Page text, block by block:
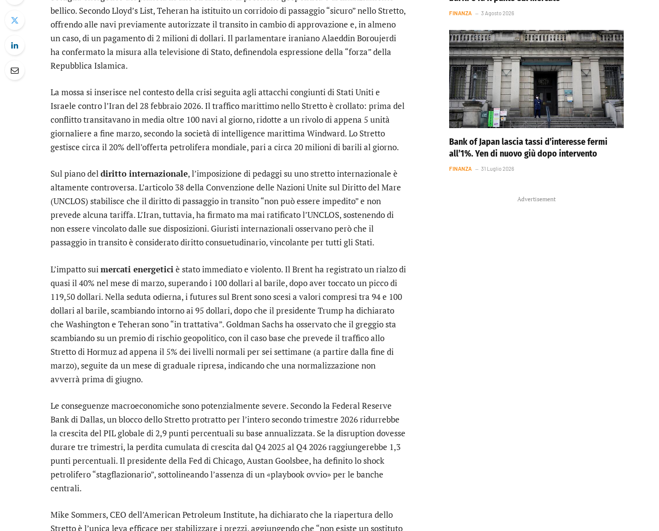
bellico. Secondo Lloyd’s List, Teheran ha istituito un corridoio di passaggio “sicuro” nello Stretto,
offrendo alle navi previamente autorizzate il transito in cambio di approvazione e, in almeno
un caso, di un pagamento di 2 milioni di dollari. Il parlamentare iraniano Alaeddin Boroujerdi
ha confermato la misura alla televisione di Stato, definendola espressione della “forza” della
Repubblica Islamica.
La mossa si inserisce nel contesto della crisi seguita agli attacchi congiunti di Stati Uniti e
Israele contro l’Iran del 28 febbraio 2026. Il traffico marittimo nello Stretto è crollato: prima del
conflitto transitavano in media oltre 100 navi al giorno, ridotte a un rivolo di appena 5 unità
giornaliere a fine marzo, secondo la società di intelligence marittima Windward. Lo Stretto
gestisce circa il 20% dell’offerta petrolifera mondiale, pari a circa 20 milioni di barili al giorno.
Sul piano deldiritto internazionale, l’imposizione di pedaggi su uno stretto internazionale è
altamente controversa. L’articolo 38 della Convenzione delle Nazioni Unite sul Diritto del Mare
(UNCLOS) stabilisce che il diritto di passaggio in transito “non può essere impedito” e non
prevede alcuna tariffa. L’Iran, tuttavia, ha firmato ma mai ratificato l’UNCLOS, sostenendo di
non essere vincolato dalle sue disposizioni. Giuristi internazionali osservano però che il
passaggio in transito è considerato diritto consuetudinario, vincolante per tutti gli Stati.
L’impatto sui mercati energetici è stato immediato e violento. Il Brent ha registrato un rialzo di
quasi il 40% nel mese di marzo, superando i 100 dollari al barile, dopo aver toccato un picco di
119,50 dollari. Nella seduta odierna, i futures sul Brent sono scesi a valori compresi tra 94 e 100
dollari al barile, scambiando intorno ai 95 dollari, dopo che il presidente Trump ha dichiarato
che Washington e Teheran sono “in trattativa”. Goldman Sachs ha osservato che il greggio sta
scambiando su un premio di rischio geopolitico, con il caso base che prevede il traffico allo
Stretto di Hormuz ad appena il 5% dei livelli normali per sei settimane (a partire dalla fine di
marzo), seguite da un mese di graduale ripresa, indicando che una normalizzazione non
avverrà prima di giugno.
Le conseguenze macroeconomiche sono potenzialmente severe. Secondo la Federal Reserve
Bank di Dallas, un blocco dello Stretto protratto per l’intero secondo trimestre 2026 ridurrebbe
la crescita del PIL globale di 2,9 punti percentuali su base annualizzata. Se la disruption dovesse
durare tre trimestri, la perdita cumulata di crescita dal Q4 2025 al Q4 2026 raggiungerebbe 1,3
punti percentuali. Il presidente della Fed di Chicago, Austan Goolsbee, ha definito lo shock
petrolifero “stagflazionario”, sottolineando l’assenza di un «playbook ovvio» per le banche
centrali.
Mike Sommers, CEO dell’American Petroleum Institute, ha dichiarato che la riapertura dello
Stretto è l’unica leva efficace per stabilizzare i prezzi, aggiungendo che “non esiste un sostituto
FINANZA 3 Agosto 2026
Bank of Japan lascia tassi d’interesse fermi
all’1%. Yen di nuovo giù dopo intervento
FINANZA 31 Luglio 2026
Advertisement